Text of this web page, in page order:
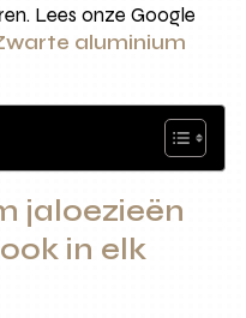
Lees onze Google
aluminium
jaloezieën
in elk